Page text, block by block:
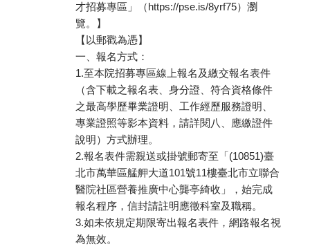
才招募專區」（https://pse.is/8yrf75）瀏
覽。】
【以郵戳為憑】
一、報名方式：
1.至本院招募專區線上報名及繳交報名表件
（含下載之報名表、身分證、符合資格條件
之最高學歷畢業證明、工作經歷服務證明、
專業證照等影本資料，請詳閱八、應繳證件
說明）方式辦理。
2.報名表件需親送或掛號郵寄至「(10851)臺
北市萬華區艋舺大道101號11樓臺北市立聯合
醫院社區營養推廣中心龔亭綺收」，始完成
報名程序，信封請註明應徵科室及職稱。
3.如未依規定期限寄出報名表件，網路報名視
為無效。